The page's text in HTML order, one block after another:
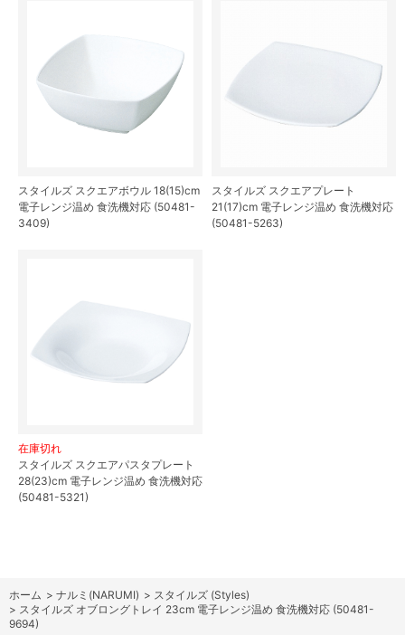
スタイルズ スクエアボウル 18(15)cm
電子レンジ温め 食洗機対応 (50481-
3409)
スタイルズ スクエアプレート
21(17)cm 電子レンジ温め 食洗機対応
(50481-5263)
在庫切れ
スタイルズ スクエアパスタプレート
28(23)cm 電子レンジ温め 食洗機対応
(50481-5321)
ホーム > ナルミ(NARUMI) > スタイルズ (Styles)
> スタイルズ オブロングトレイ 23cm 電子レンジ温め 食洗機対応 (50481-
9694)